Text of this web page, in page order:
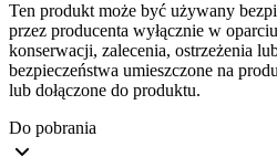
Ten produkt może być używany
przez producenta wyłącznie w
konserwacji, zalecenia, ostrzeżenia
bezpieczeństwa umieszczone na
lub dołączone do produktu.
Do pobrania